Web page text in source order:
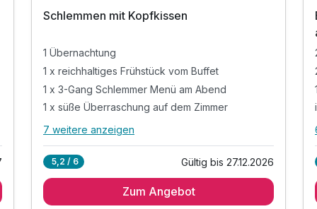
202
Schlemmen mit Kopfkissen
1 Übernachtung
1 x reichhaltiges Frühstück vom Buffet
1 x 3-Gang Schlemmer Menü am Abend
1 x süße Überraschung auf dem Zimmer
Alle Inklusivleistungen
1 x reichhaltiges Frühstück vom Buffet
7 weitere anzeigen
5,2 / 6 Gültig bis 27.12.2026
Zum Angebot